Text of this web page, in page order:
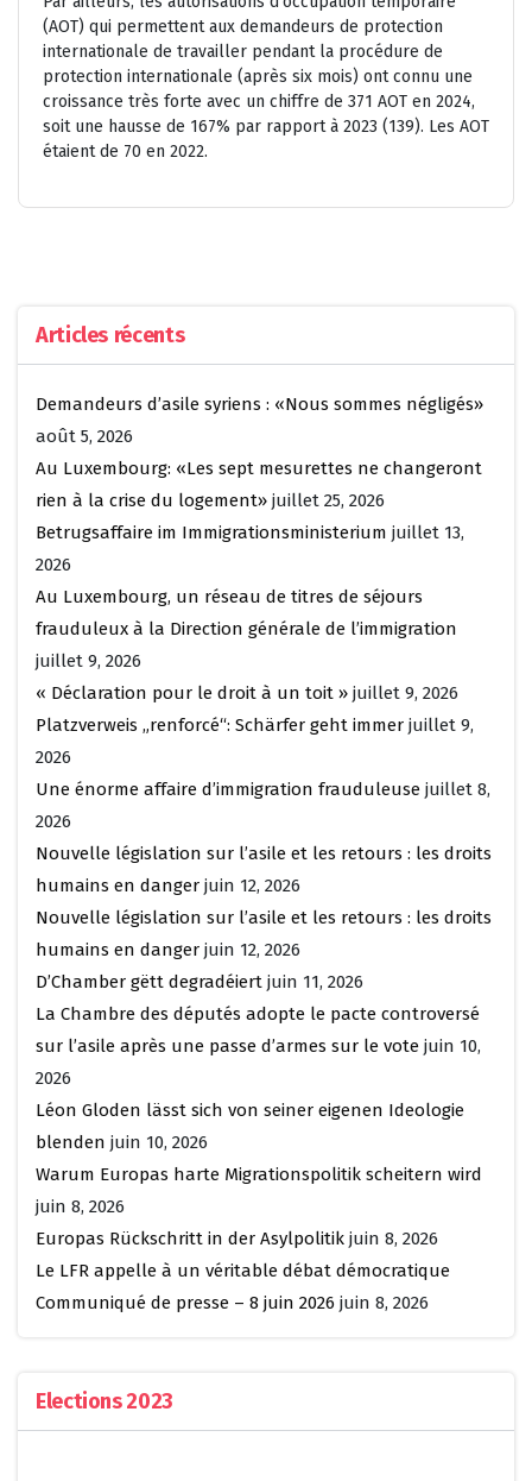
(AOT) qui permettent aux demandeurs de protection
internationale de travailler pendant la procédure de
protection internationale (après six mois) ont connu une
croissance très forte avec un chiffre de 371 AOT en 2024,
soit une hausse de 167% par rapport à 2023 (139). Les AOT
étaient de 70 en 2022.
Articles récents
Demandeurs d’asile syriens : «Nous sommes négligés»
août 5, 2026
Au Luxembourg: «Les sept mesurettes ne changeront
rien à la crise du logement» juillet 25, 2026
Betrugsaffaire im Immigrationsministerium juillet 13,
2026
Au Luxembourg, un réseau de titres de séjours
frauduleux à la Direction générale de l’immigration
juillet 9, 2026
« Déclaration pour le droit à un toit » juillet 9, 2026
Platzverweis „renforcé“: Schärfer geht immer juillet 9,
2026
Une énorme affaire d’immigration frauduleuse juillet 8,
2026
Nouvelle législation sur l’asile et les retours : les droits
humains en danger juin 12, 2026
Nouvelle législation sur l’asile et les retours : les droits
humains en danger juin 12, 2026
D’Chamber gëtt degradéiert juin 11, 2026
La Chambre des députés adopte le pacte controversé
sur l’asile après une passe d’armes sur le vote juin 10,
2026
Léon Gloden lässt sich von seiner eigenen Ideologie
blenden juin 10, 2026
Warum Europas harte Migrationspolitik scheitern wird
juin 8, 2026
Europas Rückschritt in der Asylpolitik juin 8, 2026
Le LFR appelle à un véritable débat démocratique
Communiqué de presse – 8 juin 2026 juin 8, 2026
Elections 2023